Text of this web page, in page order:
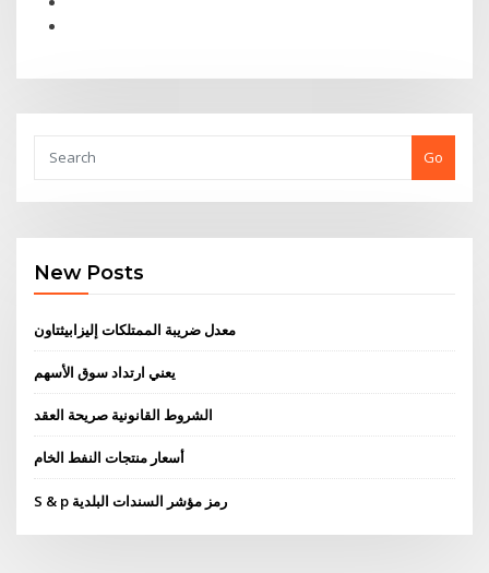
Go
New Posts
معدل ضريبة الممتلكات إليزابيثتاون
يعني ارتداد سوق الأسهم
الشروط القانونية صريحة العقد
أسعار منتجات النفط الخام
S & p رمز مؤشر السندات البلدية